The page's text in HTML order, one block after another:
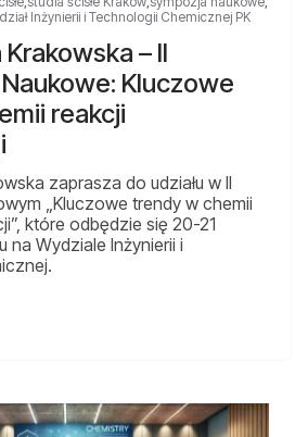
Inżynierii i Technologii Chemicznej PK
– II
Kluczowe
reakcji
zaprasza do udziału w II
„Kluczowe trendy w chemii
które odbędzie się 20-21
na Wydziale Inżynierii i